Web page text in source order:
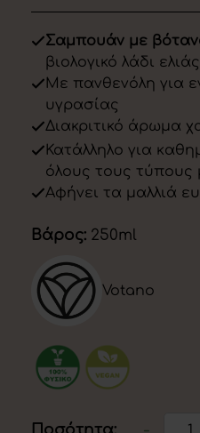
0
ofΣαμπουάν με
βιολογικό λάδι ελιάς
Με πανθενόλη για
υγρασίας
Διακριτικό άρωμα
Κατάλληλο για
όλους τους τύπους
Αφήνει τα μαλλιά
Βάρος: 250ml
Votano